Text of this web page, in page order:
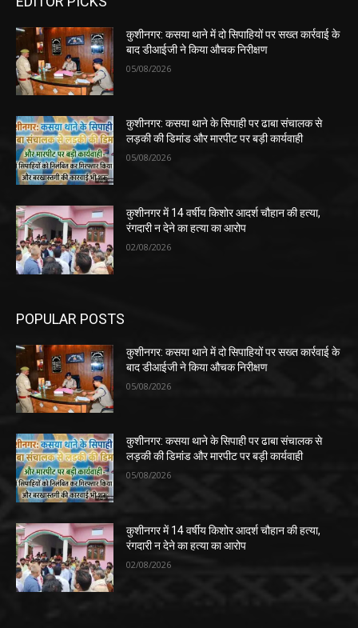
कुशीनगर: कसया थाने में दो सिपाहियों पर सख्त कार्रवाई के
बाद डीआईजी ने किया औचक निरीक्षण
05/08/2026
कुशीनगर: कसया थाने के सिपाही पर ढाबा संचालक से
लड़की की डिमांड और मारपीट पर बड़ी कार्यवाही
05/08/2026
कुशीनगर में 14 वर्षीय किशोर आदर्श चौहान की हत्या,
रंगदारी न देने का हत्या का आरोप
02/08/2026
POPULAR POSTS
कुशीनगर: कसया थाने में दो सिपाहियों पर सख्त कार्रवाई के
बाद डीआईजी ने किया औचक निरीक्षण
05/08/2026
कुशीनगर: कसया थाने के सिपाही पर ढाबा संचालक से
लड़की की डिमांड और मारपीट पर बड़ी कार्यवाही
05/08/2026
कुशीनगर में 14 वर्षीय किशोर आदर्श चौहान की हत्या,
रंगदारी न देने का हत्या का आरोप
02/08/2026